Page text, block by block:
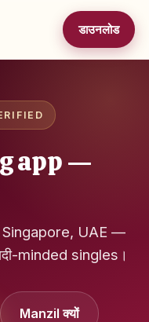
डाउनलोड
app —
Singapore, UAE —
minded singles।
Manzil क्यों